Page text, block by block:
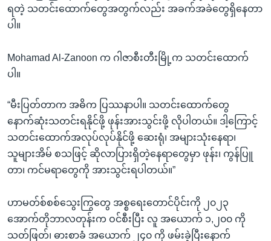
ရတဲ့ သတင်းထောက်တွေအတွက်လည်း အခက်အခဲတွေရှိနေတာ
ပါ။
Mohamad Al-Zanoon က ဂါဇာစီးတီးမြို့က သတင်းထောက်
ပါ။
“မီးပြတ်တာက အဓိက ပြဿနာပါ။ သတင်းထောက်တွေ
နောက်ဆုံးသတင်းရနိုင်ဖို့ ဖုန်းအားသွင်းဖို့ လိုပါတယ်။ ဒါ့ကြောင့်
သတင်းထောက်အလုပ်လုပ်နိုင်ဖို့ ဆေးရုံ၊ အများသုံးနေရာ၊
သူများအိမ် စသဖြင့် ဆိုလာပြားရှိတဲ့နေရာတွေမှာ ဖုန်း၊ ကွန်ပြူ
တာ၊ ကင်မရာတွေကို အားသွင်းရပါတယ်။”
ဟာမတ်စ်စစ်သွေးကြွတွေ အစ္စရေးတောင်ပိုင်းကို ၂၀၂၃
အောက်တိုဘာလတုန်းက ဝင်စီးပြီး လူ အယောက် ၁,၂၀၀ ကို
သတ်ဖြတ်၊ ဓားစာခံ အယောက် ၂၄၀ ကို ဖမ်းခဲ့ပြီးနောက်